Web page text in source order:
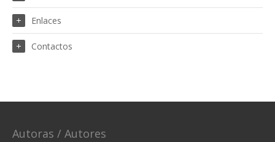
Enlaces
Contactos
Autoras / Autores